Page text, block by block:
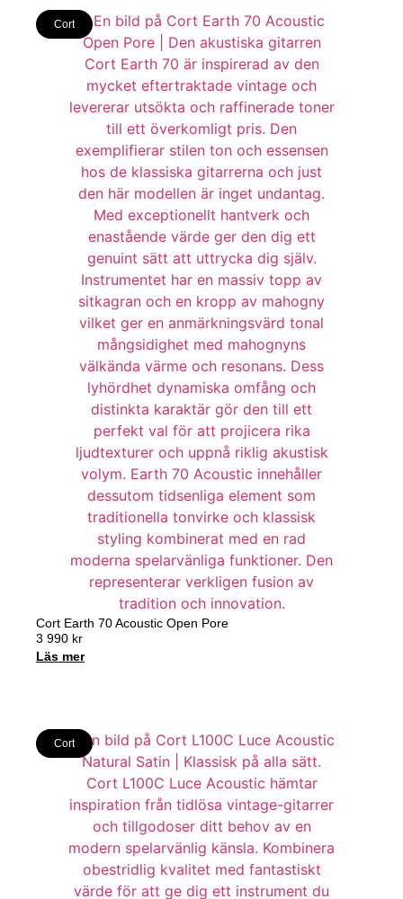
Cort
Cort Earth 70 Acoustic Open Pore
3 990 kr
Läs mer
Cort